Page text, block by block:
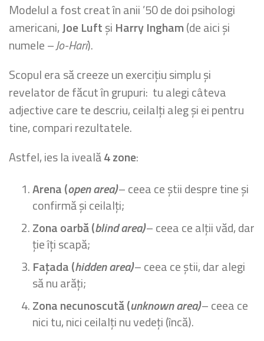
Modelul a fost creat în anii ’50 de doi psihologi
americani,Joe Luftși Harry Ingham(de aici și
numele –Jo-Hari).
Scopul era să creeze un exercițiu simplu și
revelator de făcut în grupuri: tu alegi câteva
adjective care te descriu, ceilalți aleg și ei pentru
tine, compari rezultatele.
Astfel, ies la iveală4 zone:
Arena (open area)– ceea ce știi despre tine și
confirmă și ceilalți;
Zona oarbă (blind area)– ceea ce alții văd, dar
ție îți scapă;
Fațada (hidden area)– ceea ce știi, dar alegi
să nu arăți;
Zona necunoscută (unknown area)– ceea ce
nici tu, nici ceilalți nu vedeți (încă).